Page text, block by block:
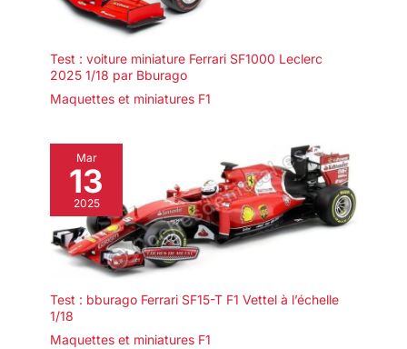
Test : voiture miniature Ferrari SF1000 Leclerc
2025 1/18 par Bburago
Maquettes et miniatures F1
Mar
13
2025
Test : bburago Ferrari SF15-T F1 Vettel à l’échelle
1/18
Maquettes et miniatures F1